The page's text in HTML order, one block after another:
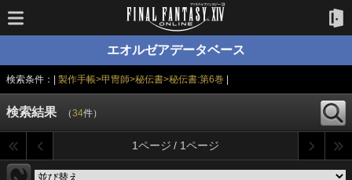
エオルゼアデータベース
検索条件：| 製作手帳>甲冑師>秘伝書>秘伝書:第6巻
検索結果 （34件）
1ページ / 1ページ